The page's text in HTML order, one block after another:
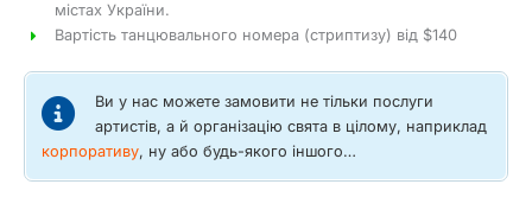
містах України.
Вартість танцювального номера (стриптизу) від $140
Ви у нас можете замовити не тільки послуги
артистів, а й організацію свята в цілому, наприклад
корпоративу, ну або будь-якого іншого…